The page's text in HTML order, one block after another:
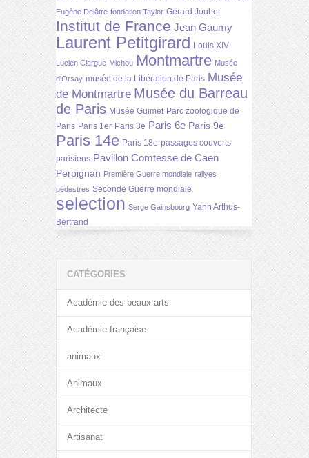
Eugène Delâtre fondation Taylor Gérard Jouhet
Institut de France Jean Gaumy
Laurent Petitgirard Louis XIV
Lucien Clergue Michou Montmartre Musée
d'Orsay musée de la Libération de Paris Musée
de Montmartre Musée du Barreau
de Paris Musée Guimet Parc zoologique de
Paris Paris 1er Paris 3e Paris 6e Paris 9e
Paris 14e Paris 18e passages couverts
parisiens Pavillon Comtesse de Caen
Perpignan Première Guerre mondiale rallyes
pédestres Seconde Guerre mondiale
selection Serge Gainsbourg Yann Arthus-
Bertrand
CATÉGORIES
Académie des beaux-arts
Académie française
animaux
Animaux
Architecte
Artisanat